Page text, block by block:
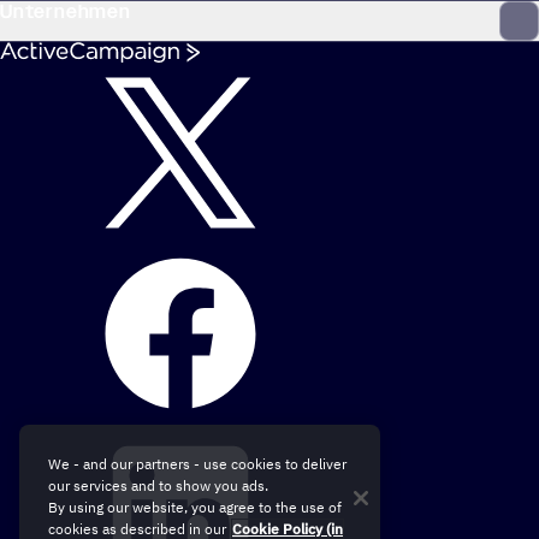
We - and our partners - use cookies to deliver
our services and to show you ads.
By using our website, you agree to the use of
cookies as described in our Cookie Policy (in